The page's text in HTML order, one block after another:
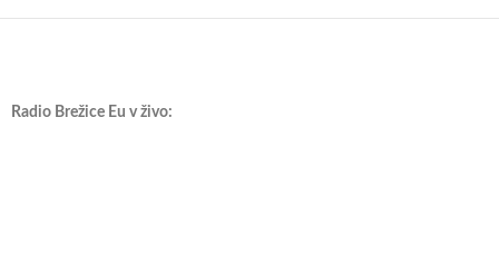
Radio Brežice Eu v živo: